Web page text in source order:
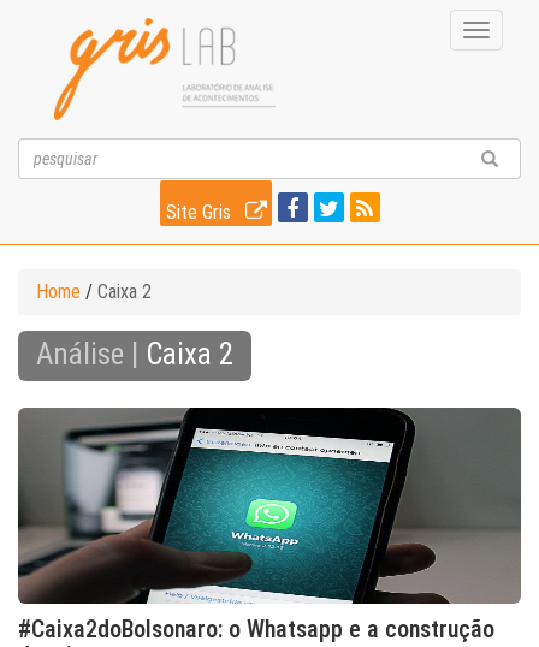
Toggle
Site Gris
Home / Caixa 2
Análise | Caixa 2
#Caixa2doBolsonaro: o Whatsapp e a construção